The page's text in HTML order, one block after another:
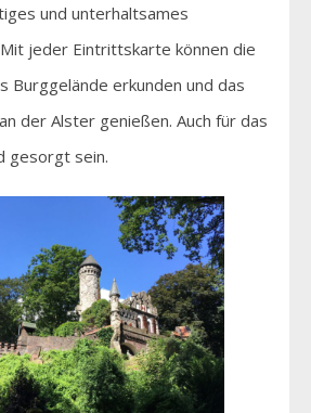
und unterhaltsames
jeder Eintrittskarte können die
Burggelände erkunden und das
der Alster genießen. Auch für das
gesorgt sein.